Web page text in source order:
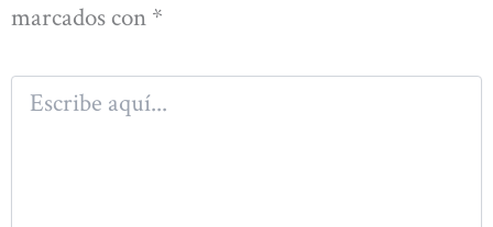
marcados con *
aquí...